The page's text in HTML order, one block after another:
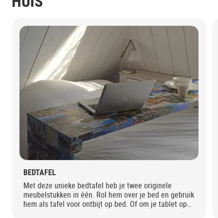
BEDTAFEL
Met deze unieke bedtafel heb je twee originele
meubelstukken in één. Rol hem over je bed en gebruik
hem als tafel voor ontbijt op bed. Of om je tablet op